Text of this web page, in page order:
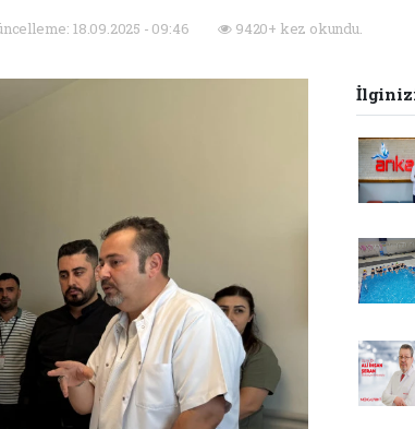
18.09.2025 - 09:46 9420+ kez okundu.